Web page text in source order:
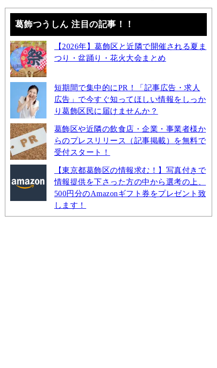
葛飾つうしん 注目の記事！！
【2026年】葛飾区と近隣で開催される夏ま
つり・盆踊り・花火大会まとめ
短期間で集中的にPR！「記事広告・求人
広告」で今すぐ知ってほしい情報をしっか
り葛飾区民に届けませんか？
葛飾区や近隣の飲食店・企業・事業者様か
らのプレスリリース（記事掲載）を無料で
受付スタート！
【東京都葛飾区の情報求む！】写真付きで
情報提供を下さった方の中から選考の上、
500円分のAmazonギフト券をプレゼント致
します！